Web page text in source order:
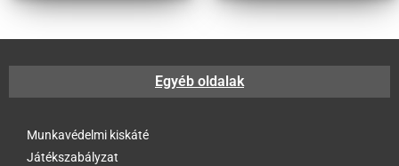
Egyéb oldalak
Munkavédelmi kiskáté
Játékszabályzat